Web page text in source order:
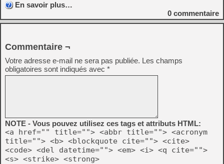
En savoir plus…
0 commentaire
Commentaire ¬
Votre adresse e-mail ne sera pas publiée. Les champs
obligatoires sont indiqués avec *
NOTE - Vous pouvez utilisez ces tags et attributs HTML:
<a href="" title=""> <abbr title=""> <acronym
title=""> <b> <blockquote cite=""> <cite>
<code> <del datetime=""> <em> <i> <q cite="">
<s> <strike> <strong>